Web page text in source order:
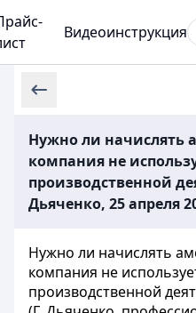
Видеоинструкция
Нужно ли начислять
компания не
производственной
Дьяченко, 25 апреля
Нужно ли начислять
компания не
производственной